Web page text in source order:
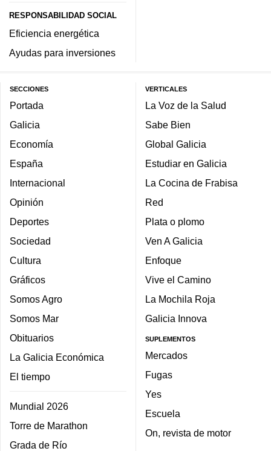
RESPONSABILIDAD SOCIAL
Eficiencia energética
Ayudas para inversiones
SECCIONES
Portada
Galicia
Economía
España
Internacional
Opinión
Deportes
Sociedad
Cultura
Gráficos
Somos Agro
Somos Mar
Obituarios
La Galicia Económica
El tiempo
Mundial 2026
Torre de Marathon
Grada de Río
VERTICALES
La Voz de la Salud
Sabe Bien
Global Galicia
Estudiar en Galicia
La Cocina de Frabisa
Red
Plata o plomo
Ven A Galicia
Enfoque
Vive el Camino
La Mochila Roja
Galicia Innova
SUPLEMENTOS
Mercados
Fugas
Yes
Escuela
On, revista de motor